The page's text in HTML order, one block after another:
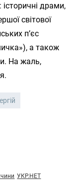
драми,
світової
п’єс
а також
На жаль,
УКР.НЕТ